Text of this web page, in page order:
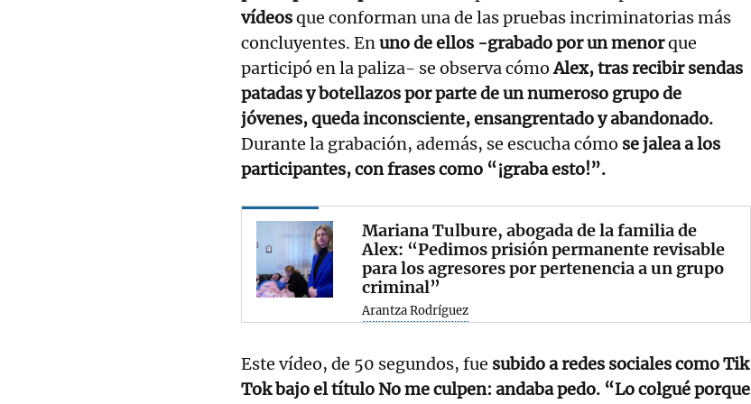
vídeosque conforman una de las pruebas incriminatorias más
concluyentes. Enuno de ellos -grabado por un menorque
participó en la paliza- se observa cómoAlex, tras recibir sendas
patadas y botellazos por parte de un numeroso grupo de
jóvenes, queda inconsciente, ensangrentado y abandonado.
Durante la grabación, además, se escucha cómo se jalea a los
participantes, con frases como “¡graba esto!”.
Mariana Tulbure, abogada de la familia de
Alex: “Pedimos prisión permanente revisable
para los agresores por pertenencia a un grupo
criminal”
Arantza Rodríguez
Este vídeo, de 50 segundos, fue subido a redes sociales como Tik
Tok bajo el título No me culpen: andaba pedo. “Lo colgué porque